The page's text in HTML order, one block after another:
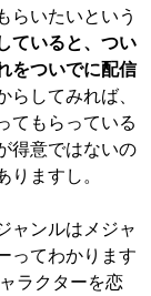
らいたいという
ていると、つい
をついでに配信
らしてみれば、
てもらっている
得意ではないの
りますし。
ャンルはメジャ
ってわかります
ラクターを恋